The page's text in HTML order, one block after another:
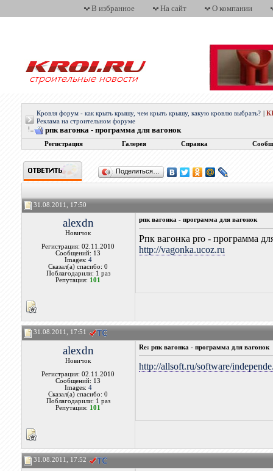
В избранное На сайт О компании
Кровля форум - как крыть крышу, чем крыть крышу, какую кровлю выбрать?
Реклама на строительном форуме
рпк вагонка - программа для вагонок
Регистрация Галерея Справка
Поделиться…
31.08.2011, 17:50
alexdn
Новичок
Регистрация: 02.11.2010
Сообщений: 13
Images: 4
Сказал(а) спасибо: 0
Поблагодарили: 1 раз
Репутация: 101
рпк вагонка - программа для вагонок
Рпк вагонка pro - программа
http://vagonka.ucoz.ru
31.08.2011, 17:51
alexdn
Новичок
Регистрация: 02.11.2010
Сообщений: 13
Images: 4
Сказал(а) спасибо: 0
Поблагодарили: 1 раз
Репутация: 101
Re: рпк вагонка - программа для вагонок
http://allsoft.ru/software/
31.08.2011, 17:52